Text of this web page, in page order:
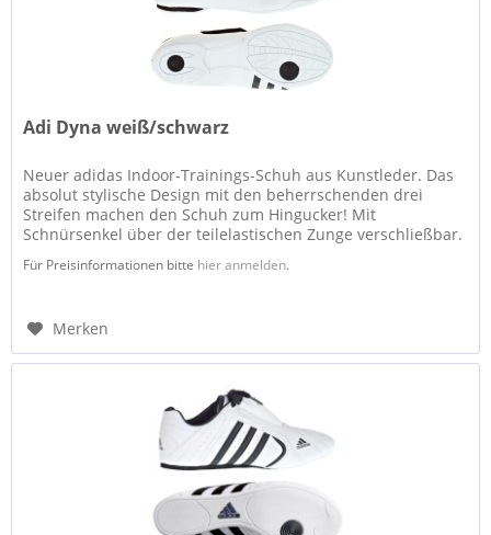
Adi Dyna weiß/schwarz
Neuer adidas Indoor-Trainings-Schuh aus Kunstleder. Das
absolut stylische Design mit den beherrschenden drei
Streifen machen den Schuh zum Hingucker! Mit
Schnürsenkel über der teilelastischen Zunge verschließbar.
Für Preisinformationen bitte hier anmelden.
Merken